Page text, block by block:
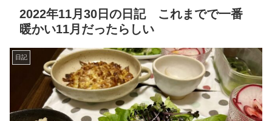
2022年11月30日の日記 これまでで一番
暖かい11月だったらしい
日記